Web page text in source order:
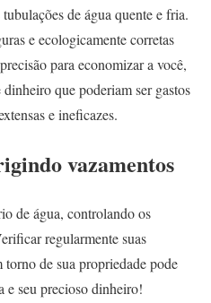
de água quente e fria.
e ecologicamente corretas
para economizar a você,
que poderiam ser gastos
e ineficazes.
vazamentos
de água, controlando os
regularmente suas
torno de sua propriedade pode
e seu precioso dinheiro!